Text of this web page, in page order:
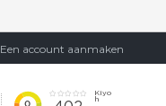
Een account aanmaken